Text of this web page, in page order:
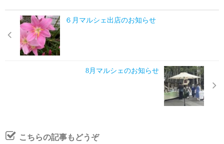
６月マルシェ出店のお知らせ
8月マルシェのお知らせ
こちらの記事もどうぞ